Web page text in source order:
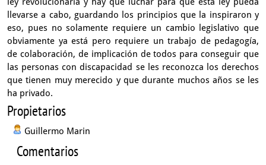
llevarse a cabo, guardando los principios que la inspiraron y
eso, pues no solamente requiere un cambio legislativo que
obviamente ya está pero requiere un trabajo de pedagogía,
de colaboración, de implicación de todos para conseguir que
las personas con discapacidad se les reconozca los derechos
que tienen muy merecido y que durante muchos años se les
ha privado.
Propietarios
Guillermo Marin
Comentarios